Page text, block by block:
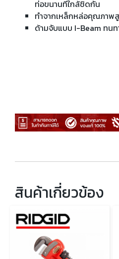
ท่อขนานที่ใกล้ชิดกัน
ทำจากเหล็กหล่อคุณภาพ
ด้ามจับแบบ I-Beam ทน
สินค้าเกี่ยวข้อง